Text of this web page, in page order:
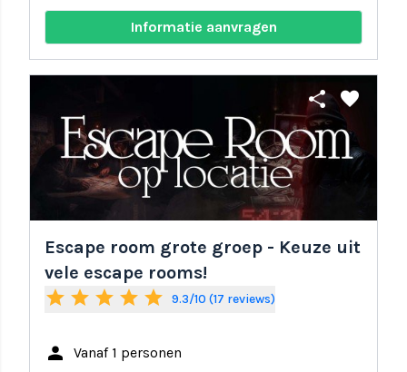
Informatie aanvragen
share favorite
Escape room grote groep - Keuze uit
vele escape rooms!
star star star star star 9.3/10 (17 reviews)
person Vanaf 1 personen